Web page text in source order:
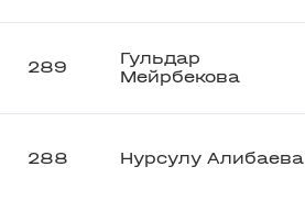
289
Гульдар
Мейрбекова
288 Нурсулу Алибаева